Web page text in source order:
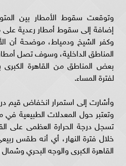
وتوقعت سقوط الأمطار بين
إضافة إلى سقوط أمطار رعدية على
وكفر الشيخ ودمياط، موضحة أن
المناطق الداخلية، وسوف تصل
بعض المناطق من القاهرة الكبرى
لفترة المساء.
وأشارت إلى استمرار انخفاض قيم
وتعتبر حول المعدلات الطبيعية
خلال فترة النهار، أي أنه طقس
القاهرة الكبرى والوجه البحري